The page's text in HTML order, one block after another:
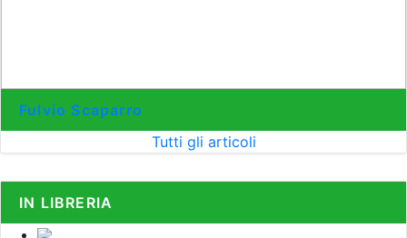
Fulvio Scaparro
Tutti gli articoli
IN LIBRERIA